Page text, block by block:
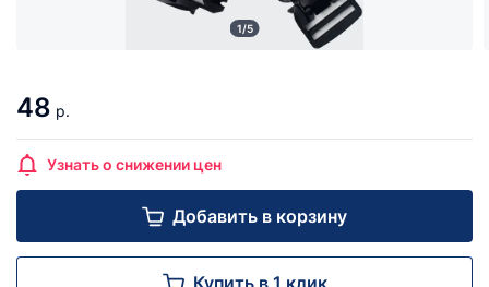
1/5
48 р.
Узнать о снижении цен
Добавить в корзину
Купить в 1 клик